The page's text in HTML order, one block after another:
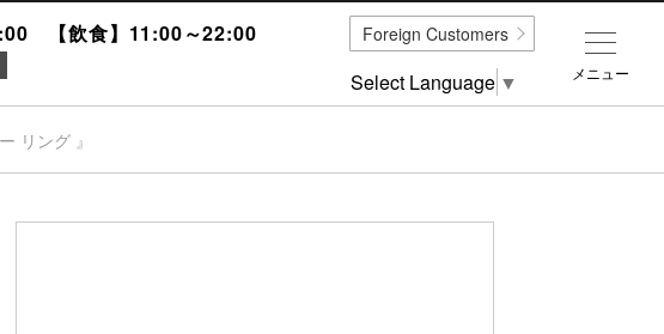
【飲食】11:00～22:00
リング 』
メニュー
Foreign Customers
Select Language ▼